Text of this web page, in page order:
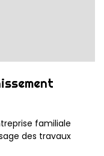
familiale
des travaux